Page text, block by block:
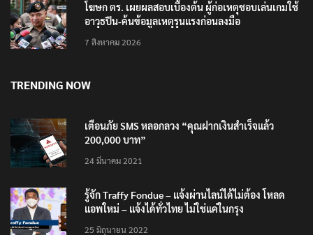
โฆษก ตร. เผยผลสอบเบื้องต้น ผู้ก่อเหตุชอบเล่นเกมใช้
อาวุธปืน-ค้นข้อมูลเหตุรุนแรงก่อนลงมือ
7 สิงหาคม 2026
TRENDING NOW
เตือนภัย SMS หลอกลวง “คุณฝากเงินสำเร็จแล้ว
200,000 บาท”
24 มีนาคม 2021
รู้จัก Traffy Fondue – แจ้งผ่านไลน์ได้ไม่ต้อง โหลด
แอพใหม่ – แจ้งได้ทั่วไทย ไม่ใช่แค่ในกรุง
25 มิถุนายน 2022